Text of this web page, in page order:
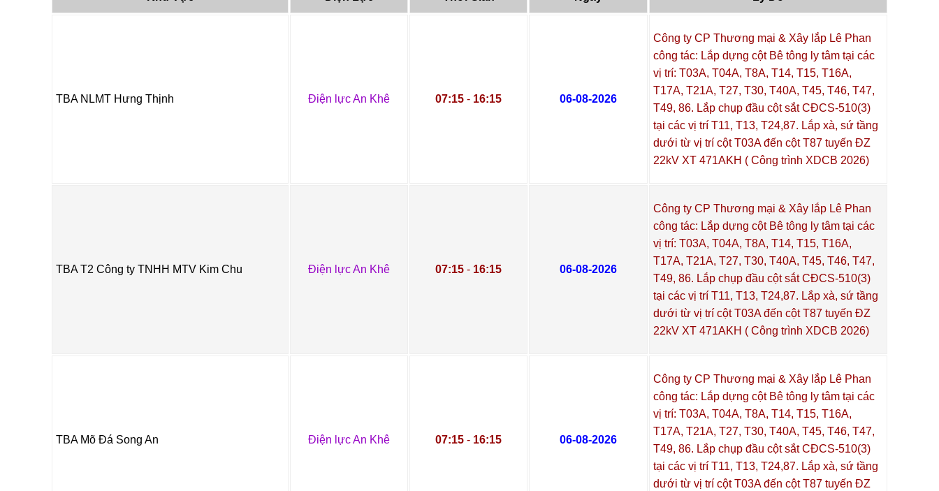
TBA NLMT Hưng Thịnh Điện lực An Khê 07:15 - 16:15 06-08-2026
Công ty CP Thương mại & Xây lắp Lê Phan
công tác: Lắp dựng cột Bê tông ly tâm tại các
vị trí: T03A, T04A, T8A, T14, T15, T16A,
T17A, T21A, T27, T30, T40A, T45, T46, T47,
T49, 86. Lắp chụp đầu cột sắt CĐCS-510(3)
tại các vị trí T11, T13, T24,87. Lắp xà, sứ tầng
dưới từ vị trí cột T03A đến cột T87 tuyến ĐZ
22kV XT 471AKH ( Công trình XDCB 2026)
TBA T2 Công ty TNHH MTV Kim Chu Điện lực An Khê 07:15 - 16:15 06-08-2026
Công ty CP Thương mại & Xây lắp Lê Phan
công tác: Lắp dựng cột Bê tông ly tâm tại các
vị trí: T03A, T04A, T8A, T14, T15, T16A,
T17A, T21A, T27, T30, T40A, T45, T46, T47,
T49, 86. Lắp chụp đầu cột sắt CĐCS-510(3)
tại các vị trí T11, T13, T24,87. Lắp xà, sứ tầng
dưới từ vị trí cột T03A đến cột T87 tuyến ĐZ
22kV XT 471AKH ( Công trình XDCB 2026)
TBA Mõ Đá Song An Điện lực An Khê 07:15 - 16:15 06-08-2026
Công ty CP Thương mại & Xây lắp Lê Phan
công tác: Lắp dựng cột Bê tông ly tâm tại các
vị trí: T03A, T04A, T8A, T14, T15, T16A,
T17A, T21A, T27, T30, T40A, T45, T46, T47,
T49, 86. Lắp chụp đầu cột sắt CĐCS-510(3)
tại các vị trí T11, T13, T24,87. Lắp xà, sứ tầng
dưới từ vị trí cột T03A đến cột T87 tuyến ĐZ